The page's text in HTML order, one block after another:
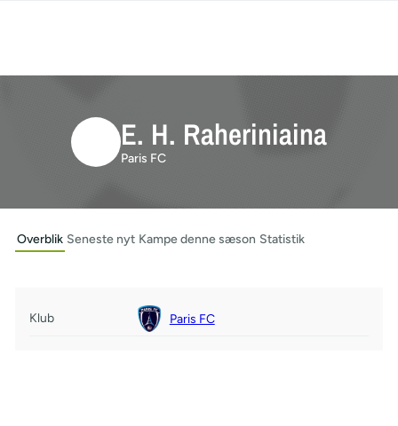
E. H. Raheriniaina
Paris FC
Overblik Seneste nyt Kampe denne sæson Statistik
Klub Paris FC